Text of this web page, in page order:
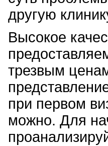
другую
Высокое
трезвым
при первом
можно. Для